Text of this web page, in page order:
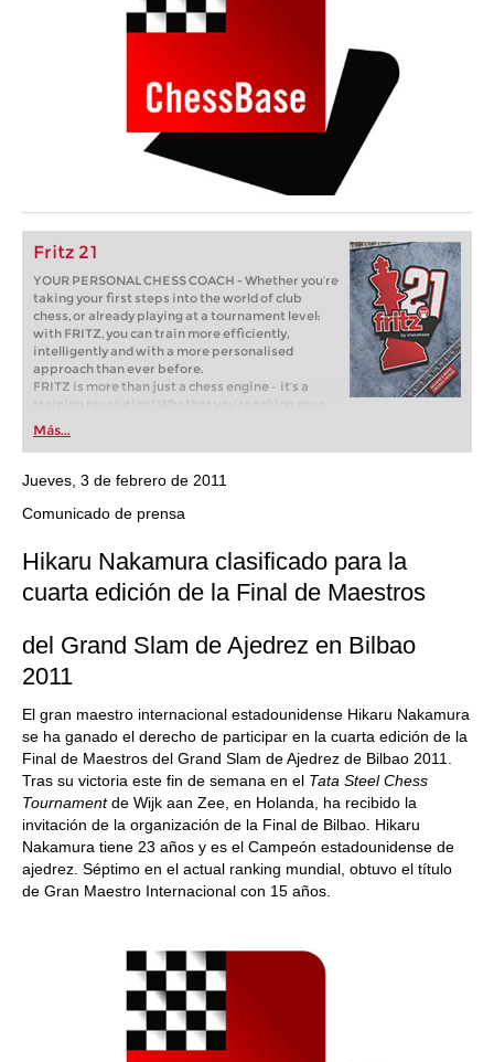
Fritz 21
YOUR PERSONAL CHESS COACH - Whether you’re
taking your first steps into the world of club
chess, or already playing at a tournament level:
with FRITZ, you can train more efficiently,
intelligently and with a more personalised
approach than ever before.
FRITZ is more than just a chess engine – it’s a
training revolution! Whether you’re taking your
first steps into the world of club chess, or already
playing at a tournament level: with FRITZ, you can
train more efficiently, intelligently and with a
more personalised approach than ever before.
Más...
Jueves, 3 de febrero de 2011
Comunicado de prensa
Hikaru Nakamura clasificado para la
cuarta edición de la Final de Maestros
del Grand Slam de Ajedrez en Bilbao
2011
El gran maestro internacional estadounidense Hikaru Nakamura
se ha ganado el derecho de participar en la cuarta edición de la
Final de Maestros del Grand Slam de Ajedrez de Bilbao 2011.
Tras su victoria este fin de semana en el Tata Steel Chess
Tournamentde Wijk aan Zee, en Holanda, ha recibido la
invitación de la organización de la Final de Bilbao. Hikaru
Nakamura tiene 23 años y es el Campeón estadounidense de
ajedrez. Séptimo en el actual ranking mundial, obtuvo el título
de Gran Maestro Internacional con 15 años.